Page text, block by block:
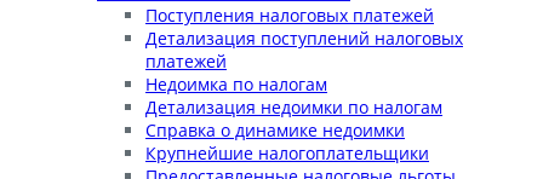
Поступления налоговых платежей
Детализация поступлений налоговых
платежей
Недоимка по налогам
Детализация недоимки по налогам
Справка о динамике недоимки
Крупнейшие налогоплательщики